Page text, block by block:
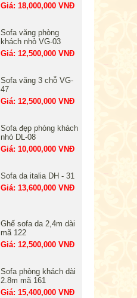
Giá: 18,000,000 VNĐ
Sofa văng phòng
khách nhỏ VG-03
Giá: 12,500,000 VNĐ
Sofa văng 3 chỗ VG-
47
Giá: 12,500,000 VNĐ
Sofa đẹp phòng khách
nhỏ DL-08
Giá: 10,000,000 VNĐ
Sofa da italia DH - 31
Giá: 13,600,000 VNĐ
Ghế sofa da 2,4m dài
mã 122
Giá: 12,500,000 VNĐ
Sofa phòng khách dài
2.8m mã 161
Giá: 15,400,000 VNĐ